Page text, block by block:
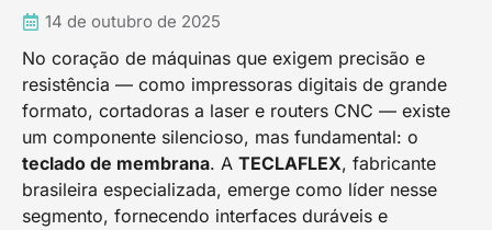
14 de outubro de 2025
No coração de máquinas que exigem precisão e
resistência — como impressoras digitais de grande
formato, cortadoras a laser e routers CNC — existe
um componente silencioso, mas fundamental: o
teclado de membrana. A TECLAFLEX, fabricante
brasileira especializada, emerge como líder nesse
segmento, fornecendo interfaces duráveis e